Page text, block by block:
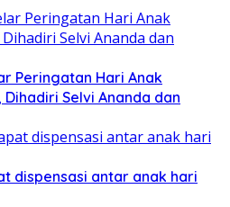
Peringatan Hari Anak
Dihadiri Selvi Ananda dan
dispensasi antar anak hari